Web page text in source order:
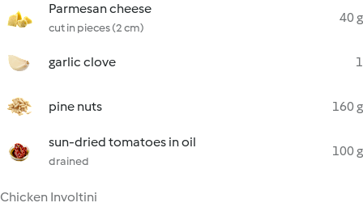
Parmesan cheese
cut in pieces (2 cm)
40 g
garlic clove 1
pine nuts 160 g
sun-dried tomatoes in oil
drained
100 g
Chicken Involtini